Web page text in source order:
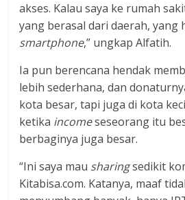
akses. Kalau saya ke rumah
yang berasal dari daerah, yang
smartphone,” ungkap Alfatih.
Ia pun berencana hendak
lebih sederhana, dan
kota besar, tapi juga di kota
ketika incomeseseorang itu
berbaginya juga besar.
“Ini saya mau sharingsedikit
Kitabisa.com. Katanya, maaf